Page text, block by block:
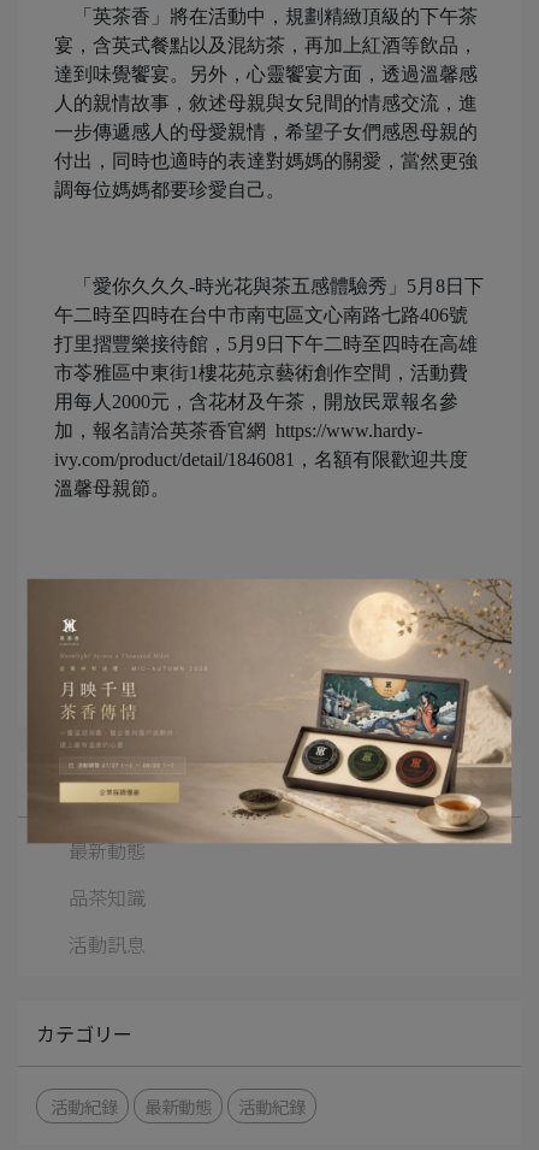
「英茶香」將在活動中，規劃精緻頂級的下午茶
宴，含英式餐點以及混紡茶，再加上紅酒等飲品，
達到味覺饗宴。另外，心靈饗宴方面，透過溫馨感
人的親情故事，敘述母親與女兒間的情感交流，進
一步傳遞感人的母愛親情，希望子女們感恩母親的
付出，同時也適時的表達對媽媽的關愛，當然更強
調每位媽媽都要珍愛自己。
「愛你久久久-時光花與茶五感體驗秀」5月8日下
午二時至四時在台中市南屯區文心南路七路406號
打里摺豐樂接待館，5月9日下午二時至四時在高雄
市苓雅區中東街1樓花苑京藝術創作空間，活動費
用每人2000元，含花材及午茶，開放民眾報名參
加，報名請洽英茶香官網 https://www.hardy-
ivy.com/product/detail/1846081，名額有限歡迎共度
溫馨母親節。
記事カテゴリー
全カテゴリーの記事
最新動態
品茶知識
活動訊息
カテゴリー
活動紀錄 最新動態 活動紀錄